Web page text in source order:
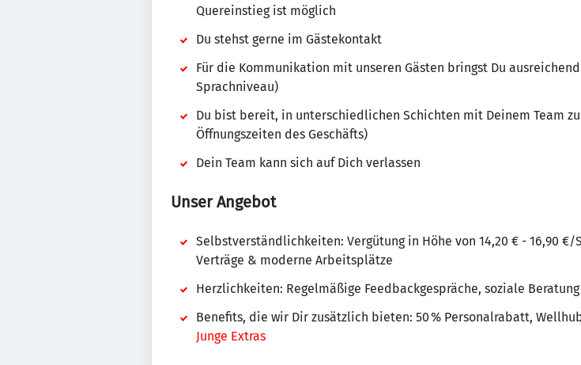
Quereinstieg ist möglich
Du stehst gerne im Gästekontakt
Für die Kommunikation mit unseren Gästen bringst Du
Sprachniveau)
Du bist bereit, in unterschiedlichen Schichten mit Deinem Team
Öffnungszeiten des Geschäfts)
Dein Team kann sich auf Dich verlassen
Unser Angebot
Selbstverständlichkeiten: Vergütung in Höhe von 14,20 € - 16,90
Verträge & moderne Arbeitsplätze
Herzlichkeiten: Regelmäßige Feedbackgespräche, soziale
Benefits, die wir Dir zusätzlich bieten: 50 % Personalrabatt,
Junge Extras